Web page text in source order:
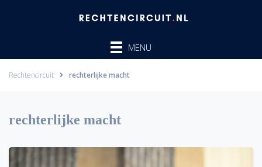
MENU
Rechtencircuit rechterlijke macht
rechterlijke macht